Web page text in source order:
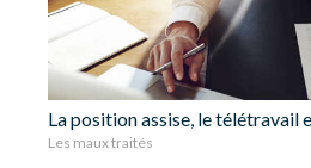
La position assise, le télétravail
Les maux traités